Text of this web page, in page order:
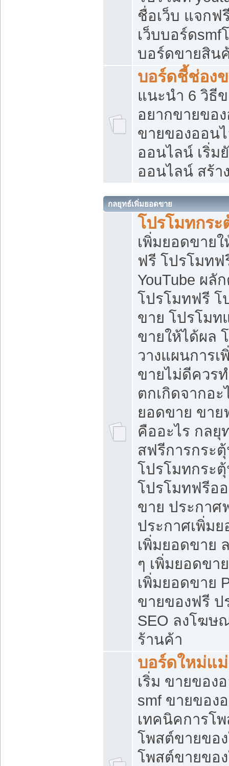
ชื่อเว็บ แจกฟ
เว็บบอร์ดsmf
บอร์ดขายสิน
บอร์ดชี้ช่อง
แนะนำ 6 วิธี
อยากขายขอ
ขายของออน
ออนไลน์ เริ่ม
ออนไลน์ สร้า
กลยุทธ์เพิ่มยอดขาย
โปรโมทกร
เพิ่มยอดขายใ
ฟรี โปรโมทฟ
YouTube ผลั
โปรโมทฟรี โ
ขาย โปรโมท
ขายให้ได้ผล
วางแผนการ
ขายไม่ดีควร
ตกเกิดจากอะ
ยอดขาย ขาย
คืออะไร กลยุ
สฟรีการกระ
โปรโมทกระ
โปรโมทฟรีอ
ขาย ประกาศ
ประกาศเพิ่ม
เพิ่มยอดขาย
ๆ เพิ่มยอดขา
เพิ่มยอดขาย
ขายของฟรี ป
SEO ลงโฆษ
ร้านค้า
บอร์ดใหม่แ
เริ่ม ขายของ
smf ขายของ
เทคนิคการโ
โพสต์ขายขอ
โพสต์ขายขอ